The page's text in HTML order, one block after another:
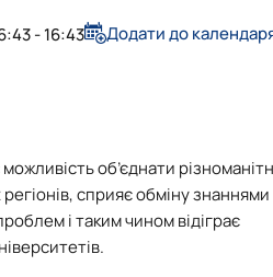
об’єднати
сприяє обміну знаннями
і таким чином відіграє
- 16:43 Додати до